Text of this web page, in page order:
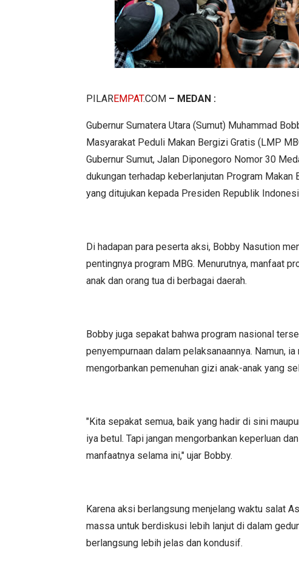
PILAREMPAT.COM – MEDAN :
Gubernur Sumatera Utara (Sumut) Muhammad
Masyarakat Peduli Makan Bergizi Gratis (LMP
Gubernur Sumut, Jalan Diponegoro Nomor 30
dukungan terhadap keberlanjutan Program
yang ditujukan kepada Presiden Republik
Di hadapan para peserta aksi, Bobby Nasution
pentingnya program MBG. Menurutnya, manfaat
anak dan orang tua di berbagai daerah.
Bobby juga sepakat bahwa program nasional
penyempurnaan dalam pelaksanaannya. Namun,
mengorbankan pemenuhan gizi anak-anak yang
"Kita sepakat semua, baik yang hadir di sini
iya betul. Tapi jangan mengorbankan keperluan
manfaatnya selama ini," ujar Bobby.
Karena aksi berlangsung menjelang waktu salat
massa untuk berdiskusi lebih lanjut di dalam
berlangsung lebih jelas dan kondusif.